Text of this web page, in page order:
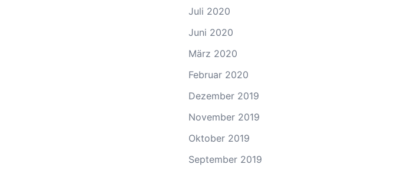
Juli 2020
Juni 2020
März 2020
Februar 2020
Dezember 2019
November 2019
Oktober 2019
September 2019